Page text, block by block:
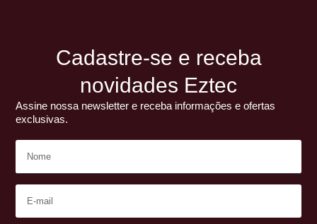
Cadastre-se e receba
novidades Eztec
Assine nossa newsletter e receba informações e ofertas
exclusivas.